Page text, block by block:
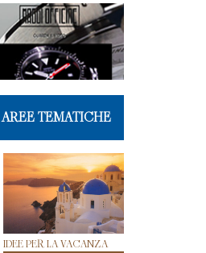
AREE TEMATICHE
IDEE PER LA VACANZA